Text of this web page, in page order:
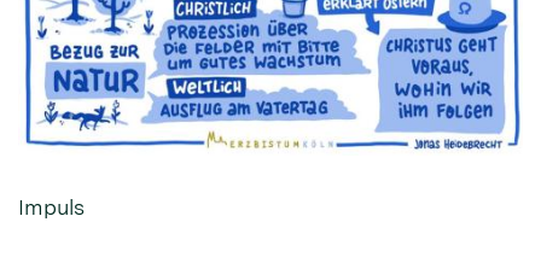
Impuls